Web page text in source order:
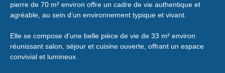
pierre de 70 m² environ offre un cadre de vie authentique et
agréable, au sein d’un environnement typique et vivant.
Elle se compose d’une belle pièce de vie de 33 m² environ
réunissant salon, séjour et cuisine ouverte, offrant un espace
convivial et lumineux.